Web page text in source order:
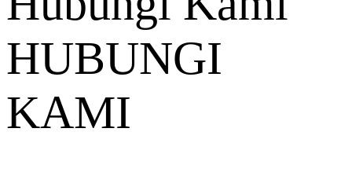
HUBUNGI
KAMI